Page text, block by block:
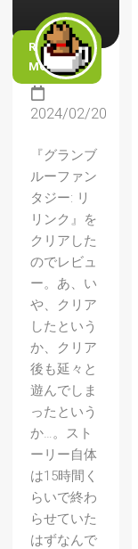
READ
MORE
2024/02/20
『グランブ
ルーファン
タジー: リ
リンク』を
クリアした
のでレビュ
ー。あ、い
や、クリア
したという
か、クリア
後も延々と
遊んでしま
ったという
か…。スト
ーリー自体
は15時間く
らいで終わ
らせていた
はずなんで